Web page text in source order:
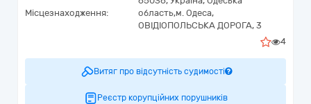
Місцезнаходження:
область,м. Одеса,
ОВІДІОПОЛЬСЬКА ДОРОГА, 3
4
Витяг про відсутність судимості
Реєстр корупційних порушників